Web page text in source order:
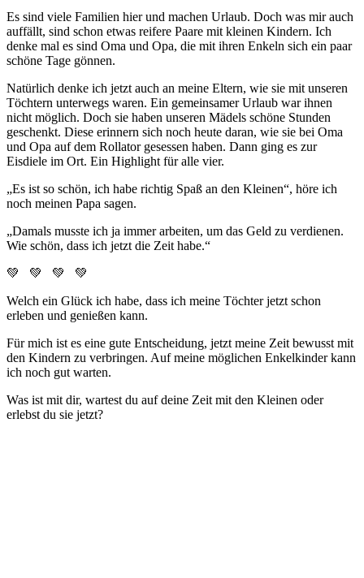
Es sind viele Familien hier und machen Urlaub. Doch was mir auch
auffällt, sind schon etwas reifere Paare mit kleinen Kindern. Ich
denke mal es sind Oma und Opa, die mit ihren Enkeln sich ein paar
schöne Tage gönnen.
Natürlich denke ich jetzt auch an meine Eltern, wie sie mit unseren
Töchtern unterwegs waren. Ein gemeinsamer Urlaub war ihnen
nicht möglich. Doch sie haben unseren Mädels schöne Stunden
geschenkt. Diese erinnern sich noch heute daran, wie sie bei Oma
und Opa auf dem Rollator gesessen haben. Dann ging es zur
Eisdiele im Ort. Ein Highlight für alle vier.
„Es ist so schön, ich habe richtig Spaß an den Kleinen“, höre ich
noch meinen Papa sagen.
„Damals musste ich ja immer arbeiten, um das Geld zu verdienen.
Wie schön, dass ich jetzt die Zeit habe.“
💚 💚 💚 💚
Welch ein Glück ich habe, dass ich meine Töchter jetzt schon
erleben und genießen kann.
Für mich ist es eine gute Entscheidung, jetzt meine Zeit bewusst mit
den Kindern zu verbringen. Auf meine möglichen Enkelkinder kann
ich noch gut warten.
Was ist mit dir, wartest du auf deine Zeit mit den Kleinen oder
erlebst du sie jetzt?